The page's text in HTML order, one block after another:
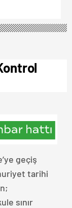
geçiş
tarihi
sınır